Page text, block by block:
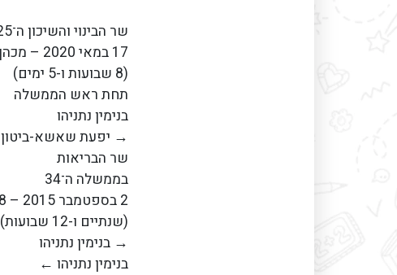
שר הבינוי והשיכון ה־25
17 במאי 2020 – מכהן
(8 שבועות ו-5 ימים)
תחת ראש הממשלה
בנימין נתניהו
→ יפעת שאשא-ביטון
שר הבריאות
בממשלה ה־34
2 בספטמבר 2015 – 28 בנובמבר 2017
(שנתיים ו-12 שבועות)
→ בנימין נתניהו
בנימין נתניהו ←